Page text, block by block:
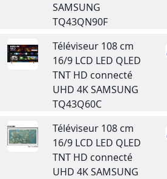
SAMSUNG
TQ43QN90F
Téléviseur 108 cm
16/9 LCD LED QLED
TNT HD connecté
UHD 4K SAMSUNG
TQ43Q60C
Téléviseur 108 cm
16/9 LCD LED QLED
TNT HD connecté
UHD 4K SAMSUNG